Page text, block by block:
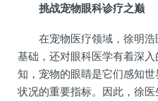
挑战宠物眼科诊疗之巅
在宠物医疗领域，徐明
基础，还对眼科医学有着深
知，宠物的眼睛是它们感知
状况的重要指标。因此，徐